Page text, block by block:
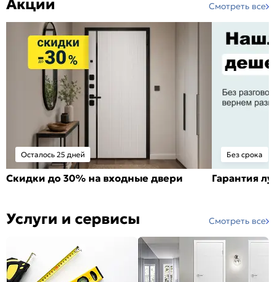
Акции Смотреть все
Осталось 25 дней
Скидки до 30% на входные двери
Без срока
Гарантия
Услуги и сервисы Смотреть все